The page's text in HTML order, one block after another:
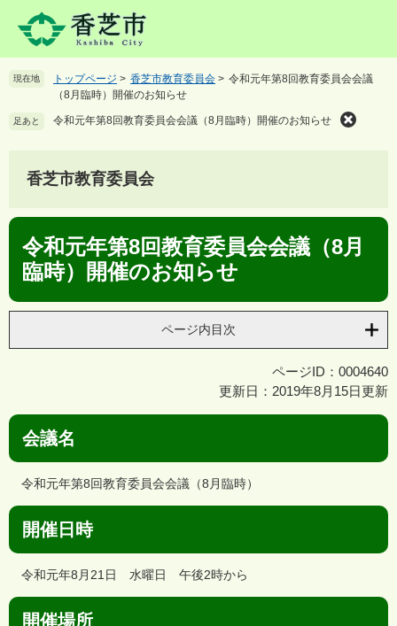
現在地 トップページ > 香芝市教育委員会 > 令和元年第8回教育委員会会議
（8月臨時）開催のお知らせ
足あと 令和元年第8回教育委員会会議（8月臨時）開催のお知らせ
香芝市教育委員会
本
令和元年第8回教育委員会会議（8月
臨時）開催のお知らせ
ページ内目次
ページID：0004640
更新日：2019年8月15日更新
会議名
令和元年第8回教育委員会会議（8月臨時）
開催日時
令和元年8月21日 水曜日 午後2時から
開催場所